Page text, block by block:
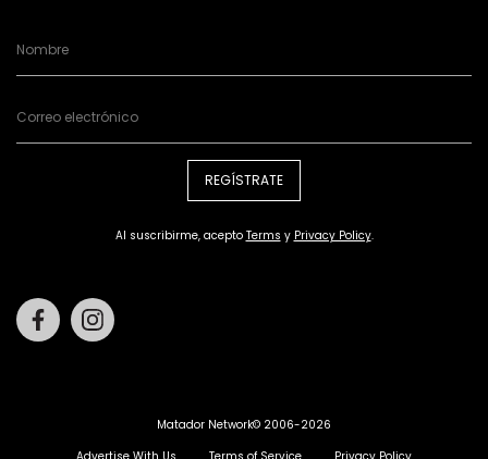
REGÍSTRATE
Al suscribirme, acepto Terms y Privacy Policy.
Facebook
Matador Network© 2006-2026